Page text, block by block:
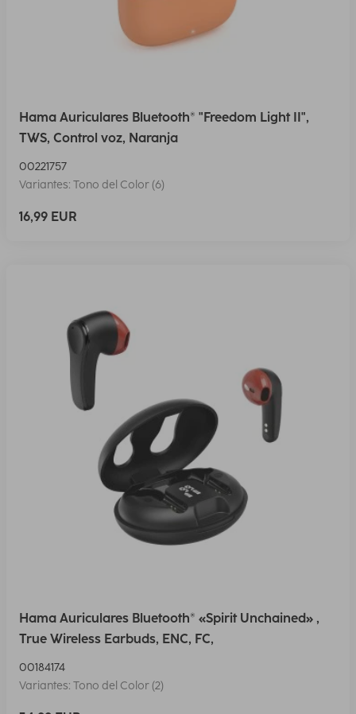
Hama Auriculares Bluetooth® "Freedom Light II",
TWS, Control voz, Naranja
00221757
Variantes: Tono del Color (6)
16,99 EUR
Hama Auriculares Bluetooth® «Spirit Unchained» ,
True Wireless Earbuds, ENC, FC,
00184174
Variantes: Tono del Color (2)